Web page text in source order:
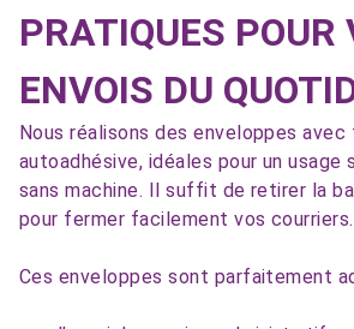
PRATIQUES POUR
ENVOIS DU
Nous réalisons des enveloppes
autoadhésive, idéales pour un usage
sans machine. Il suffit de retirer la
pour fermer facilement vos courriers.
Ces enveloppes sont parfaitement